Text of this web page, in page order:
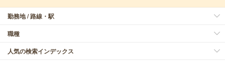
勤務地 / 路線・駅
職種
人気の検索インデックス